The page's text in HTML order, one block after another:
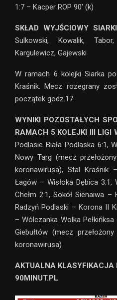
1:7 – Kacper ROP 90′ (k)
SKŁAD WYJŚCIOWY
Sulkowski, Kowalik,
Kargulewicz, Gajewski
W ramach 6 kolejki Siarka
Kraśnik. Mecz rozegrany
początek godz.17.
WYNIKI POZOSTAŁYCH
RAMACH 5 KOLEJKI III LIGI
Podlasie Biała Podlaska 6:1,
Nowy Targ (mecz
koronawirusa), Stal Kraśnik
Łagów – Wisłoka Dębica 3:1,
Chełm 2:1, Sokół Sienaiwa
Radzyń Podlaski – Korona II
– Wólczanka Wolka
Giebułtów (mecz
koronawirusa)
AKTUALNA KLASYFIKACJA
90MINUT.PL